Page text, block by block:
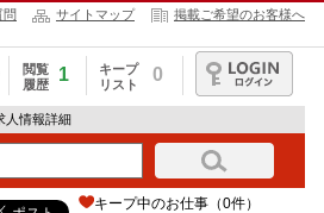
問 サイトマップ 掲載ご希望のお客様へ
閲覧
履歴
1
キープ
リスト
0
ログイン
人情報詳細
キープ中のお仕事（0件）